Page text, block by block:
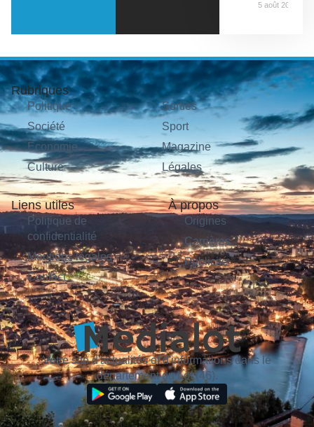
5 août 2026
Rubriques
Politique
Société
Économie
Culture
Sorties
Sport
Magazine
Légales
Liens utiles
Politique de
confidentialité
Mentions légales
Contact
À propos
Origines
Carrières
Publicité
Votre site d'actualités et d'informations dans le
département du Lot (46).